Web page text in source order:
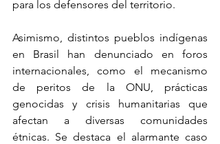
para los defensores del territorio.
Asimismo, distintos pueblos indígenas
en Brasil han denunciado en foros
internacionales, como el mecanismo
de peritos de la ONU, prácticas
genocidas y crisis humanitarias que
afectan a diversas comunidades
étnicas. Se destaca el alarmante caso